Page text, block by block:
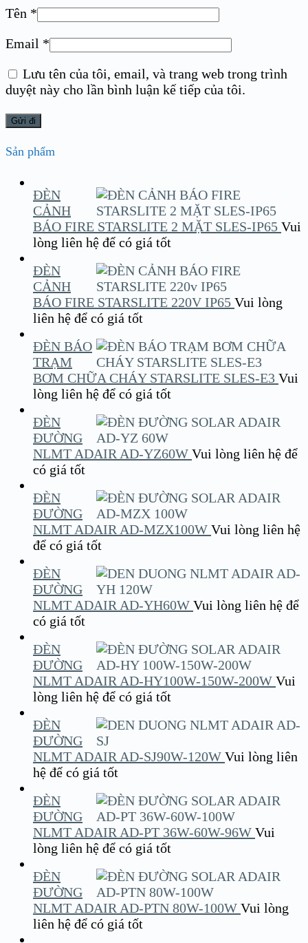
Tên *
Email *
Lưu tên của tôi, email, và trang web trong trình
duyệt này cho lần bình luận kế tiếp của tôi.
Sản phẩm
ĐÈN
CẢNH
BÁO FIRE STARSLITE 2 MẶT SLES-IP65 Vui
lòng liên hệ để có giá tốt
ĐÈN
CẢNH
BÁO FIRE STARSLITE 220V IP65 Vui lòng
liên hệ để có giá tốt
ĐÈN BÁO
TRẠM
BƠM CHỮA CHÁY STARSLITE SLES-E3 Vui
lòng liên hệ để có giá tốt
ĐÈN
ĐƯỜNG
NLMT ADAIR AD-YZ60W Vui lòng liên hệ để
có giá tốt
ĐÈN
ĐƯỜNG
NLMT ADAIR AD-MZX100W Vui lòng liên hệ
để có giá tốt
ĐÈN
ĐƯỜNG
NLMT ADAIR AD-YH60W Vui lòng liên hệ để
có giá tốt
ĐÈN
ĐƯỜNG
NLMT ADAIR AD-HY100W-150W-200W Vui
lòng liên hệ để có giá tốt
ĐÈN
ĐƯỜNG
NLMT ADAIR AD-SJ90W-120W Vui lòng liên
hệ để có giá tốt
ĐÈN
ĐƯỜNG
NLMT ADAIR AD-PT 36W-60W-96W Vui
lòng liên hệ để có giá tốt
ĐÈN
ĐƯỜNG
NLMT ADAIR AD-PTN 80W-100W Vui lòng
liên hệ để có giá tốt